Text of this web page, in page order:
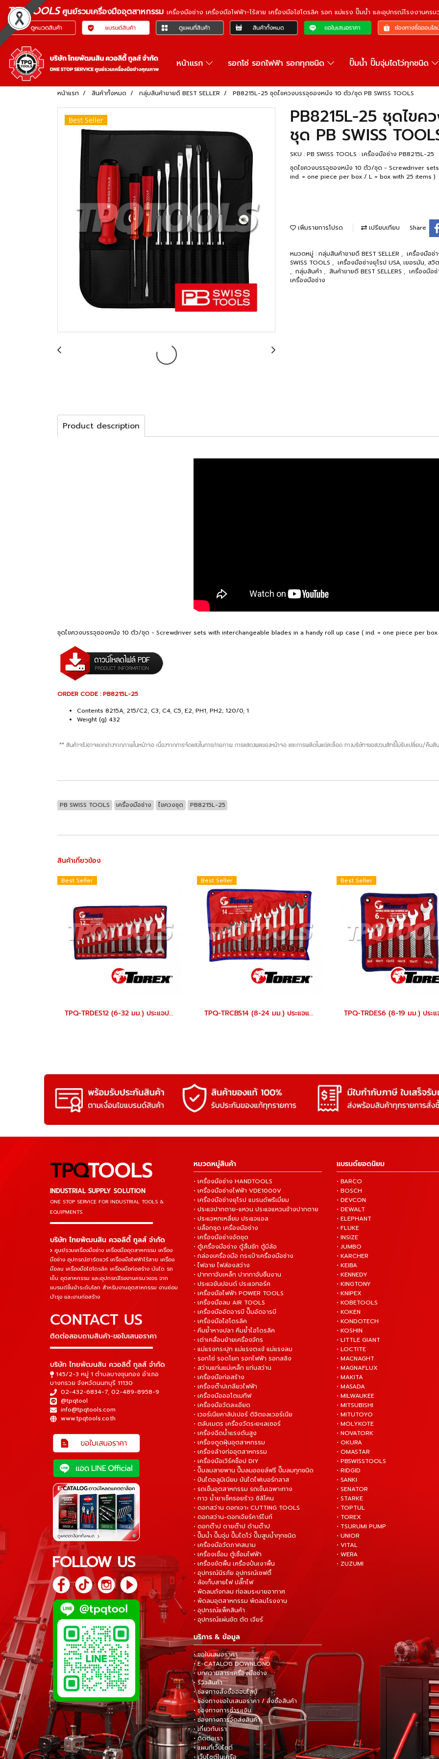
TPQTOOLSศูนย์รวมเครื่องมืออุตสาหกรรม เครื่องมือช่าง เครื่องมือไฟฟ้า-ไร้สาย เครื่องมือไฮโดรลิค รอก แม่แรง ปั๊มน้ำ และอุปกรณ์โรงงานครบ
หน้าแรก รอกโซ่ รอกไฟฟ้า รอกทุกชนิด ปั๊มน้ำ ปั๊มจุ่มไดโว่ทุกชนิด
หน้าแรก สินค้าทั้งหมด กลุ่มสินค้าขายดี BEST SELLER PB8215L-25 ชุดไขควงบรรจุซองหนัง 10 ตัว/ชุด PB SWISS TOOLS
Best Seller PB8215L-25 ชุดไข
ชุด PB SWISS
SKU : PB SWISS TOOLS : เครื่องมือช่าง PB8215L-25
ชุดไขควงบรรจุซองหนัง 10 ตัว/ชุด - Screwdriver
ind. = one piece per box / L = box with 25 items )
เพิ่มรายการโปรด เปรียบเทียบ Share
หมวดหมู่ : กลุ่มสินค้าขายดี BEST SELLER , เครื่องมือช่
SWISS TOOLS , เครื่องมือช่างยุโรป USA, เยอรมัน, ส
, กลุ่มสินค้า , สินค้าขายดี BEST SELLERS , เครื่องมือช่
เครื่องมือช่าง
Product description
ชุดไขควงบรรจุซองหนัง 10 ตัว/ชุด - Screwdriver sets with interchangeable blades in a handy roll up case ( ind. = one piece per
ORDER CODE : PB8215L-25
Contents 8215A, 215/C2, C3, C4, C5, E2, PH1, PH2; 120/0, 1
Weight (g) 432
** สินค้าจริงอาจแตกต่างจากภาพในหน้าจอ เนื่องจากการจัดแสงในการถ่ายภาพ การแสดงผลของหน้าจอ และการผลิตในแต่ละล็อต ทางบริษัทฯขอสงวนสิทธิ์ไม่รับเปลี่ยน/คืนสิ
PB SWISS TOOLS เครื่องมือช่าง ไขควงชุด PB8215L-25
สินค้าเกี่ยวข้อง
Best Seller
TPQ-TRDES12 (6-32 มม.) ประแจปากตายชุด 12 ตัว TOREX
Best Seller
TPQ-TRCBS14 (8-24 มม.) ประแจแหวนข้างปากตายชุด 14 ตัว TOREX
Best Seller
TPQTOOLS
INDUSTRIAL SUPPLY SOLUTION
ONE STOP SERVICE FOR INDUSTRIAL TOOLS &
EQUIPMENTS
▬▬▬▬▬▬▬▬▬▬▬▬▬▬▬
บริษัท ไทยพัฒนสิน ควอลิตี้ ทูลส์ จำกัด
ศูนย์รวมเครื่องมือช่าง เครื่องมืออุตสาหกรรม เครื่อง
มือช่าง อุปกรณ์ฮาร์ดแวร์ เครื่องมือไฟฟ้าไร้สาย เครื่อง
มือลม เครื่องมือไฮโดรลิค เครื่องมือก่อสร้าง บันได รถ
เข็น อุตสาหกรรม และอุปกรณ์โรงงานครบวงจร จาก
แบรนด์ชั้นนำระดับโลก สำหรับงานอุตสาหกรรม งานซ่อม
บำรุง และงานก่อสร้าง
CONTACT US
ติดต่อสอบถามสินค้า-ขอใบเสนอราคา
▬▬▬▬▬▬▬▬▬▬▬▬▬▬▬
บริษัท ไทยพัฒนสิน ควอลิตี้ ทูลส์ จำกัด
145/2-3 หมู่ 1 ตำบลบางขุนกอง อำเภอ
บางกรวย จังหวัดนนทบุรี 11130
02-432-6834-7, 02-489-8958-9
@tpqtool
info@tpqtools.com
www.tpqtools.co.th
FOLLOW US
หมวดหมู่สินค้า
• เครื่องมือช่าง HANDTOOLS
• เครื่องมือช่างไฟฟ้า VDE1000V
• เครื่องมือช่างยุโรป แบรนด์พรีเมี่ยม
• ประแจปากตาย-แหวน ประแจแหวนข้างปากตาย
• ประแจหกเหลี่ยม ประแจแอล
• บล็อกชุด เครื่องมือช่าง
• เครื่องมือช่างจัดชุด
• ตู้เครื่องมือช่าง ตู้ลิ้นชัก ตู้มีล้อ
• กล่องเครื่องมือ กระเป๋าเครื่องมือช่าง
• ไฟฉาย ไฟส่องสว่าง
• ปากกาจับเหล็ก ปากกาจับชิ้นงาน
• ประแจขันปอนด์ ประแจทอร์ค
• เครื่องมือไฟฟ้า POWER TOOLS
• เครื่องมือลม AIR TOOLS
• เครื่องมืออัดจารบี ปั๊มอัดจารบี
• เครื่องมือไฮโดรลิค
• คีมย้ำหางปลา คีมย้ำไฮโดรลิค
• เต่าเคลื่อนย้ายเครื่องจักร
• แม่แรงกระปุก แม่แรงตะเข้ แม่แรงลม
• รอกโซ่ รอดโยก รอกไฟฟ้า รอกสลิง
• สว่านแท่นแม่เหล็ก แท่นสว่าน
• เครื่องมือก่อสร้าง
• เครื่องต๊าปเกลียวไฟฟ้า
• เครื่องมือออโตเมทีฟ
• เครื่องมือวัดละเอียด
• เวอร์เนียคาลิปเปอร์ ดิจิตอลเวอร์เนีย
• ตลับเมตร เครื่องวัดระยะเลเซอร์
• เครื่องฉีดน้ำแรงดันสูง
• เครื่องดูดฝุ่นอุตสาหกรรม
• เครื่องล้างท่ออุตสาหกรรม
• เครื่องมือเวิร์คช็อป DIY
• ปั๊มลมสายพาน ปั๊มลมออยล์ฟรี ปั๊มลมทุกชนิด
• ปันไดอลูมิเนียม บันไดไฟเบอร์กลาส
• รถเข็นอุตสาหกรรม รถเข็นเฉพาะทาง
• กาว น้ำยาเช็ครอยร้าว ซิลิโคน
• ดอกสว่าน ดอกเจาะ CUTTING TOOLS
• ดอกสว่าน-ดอกเจียร์คาร์ไบท์
• ดอกต๊าป ดายต๊าป ด้ามต๊าป
• ปั๊มน้ำ ปั๊มจุ่ม ปั๊มไดโว่ ปั๊มสูบน้ำทุกชนิด
• เครื่องมือวัดภาคสนาม
• เครื่องเชื่อม ตู้เชื่อมไฟฟ้า
• เครื่องขัดพื้น เครื่องปั่นเงาพื้น
• อุปกรณ์นิรภัย อุปกรณ์เซฟตี้
• ล้อเก็บสายไฟ ปลั๊กไฟ
• พัดลมถังกลม ท่อลมระบายอากาศ
• พัดลมอุตสาหกรรม พัดลมโรงงาน
• อุปกรณ์แพ็คสินค้า
• อุปกรณ์แผ่นขัด ตัด เจียร์
แบรนด์ยอดนิยม
• BARCO
• BOSCH
• DEVCON
• DEWALT
• ELEPHANT
• FLUKE
• INSIZE
• JUMBO
• KARCHER
• KEIBA
• KENNEDY
• KINGTONY
• KNIPEX
• KOBETOOLS
• KOKEN
• KONDOTECH
• KOSHIN
• LITTLE GIANT
• LOCTITE
• MACNAGHT
• MAGNAFLUX
• MAKITA
• MASADA
• MILWAUKEE
• MITSUBISHI
• MITUTOYO
• MOLYKOTE
• NOVATORK
• OKURA
• OMASTAR
• PBSWISSTOOLS
• RIDGID
• SANKI
• SENATOR
• STARKE
• TOPTUL
• TOREX
• TSURUMI PUMP
• UNIOR
• VITAL
• WERA
• ZUZUMI
บริการ & ข้อมูล
• ขอใบเสนอราคา
• E-CATALOG DOWNLOND
• บทความสาระเครื่องมือช่าง
• รีวิวสินค้า
• ช่องทางสั่งซื้อออนไลน์
• ช่องทางขอใบเสนอราคา / สั่งซื้อสินค้า
• ช่องทางการชำระเงิน
• ช่องทางการจัดส่งสินค้า
• เกี่ยวกับเรา
• ติดต่อเรา
• แผนที่เว็บไซต์
• เว็บไซต์ในเครือ